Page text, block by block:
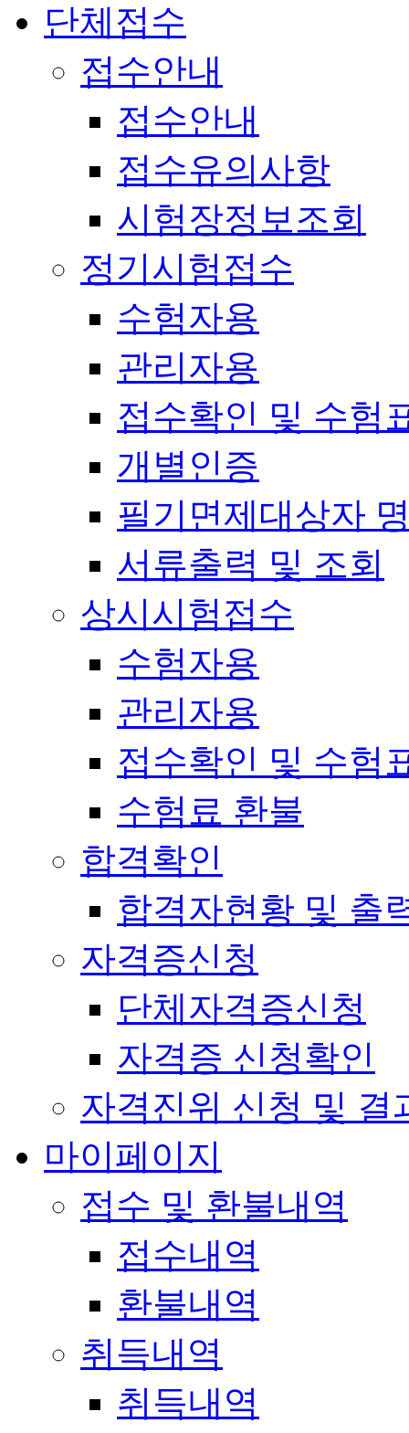
단체접수
접수안내
접수안내
접수유의사항
시험장정보조회
정기시험접수
수험자용
관리자용
접수확인 및 수험
개별인증
필기면제대상자
서류출력 및 조회
상시시험접수
수험자용
관리자용
접수확인 및 수험
수험료 환불
합격확인
합격자현황 및 출
자격증신청
단체자격증신청
자격증 신청확인
자격진위 신청 및 결
마이페이지
접수 및 환불내역
접수내역
환불내역
취득내역
취득내역